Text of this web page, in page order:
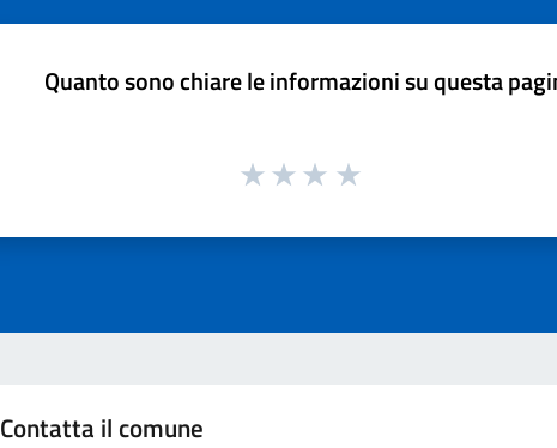
Quanto sono chiare le informazioni su questa
Contatta il comune